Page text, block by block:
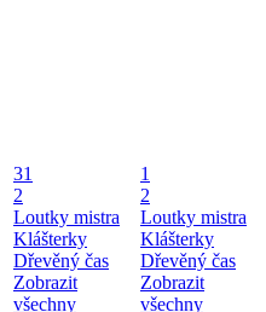
31
2
Loutky mistra
Klášterky
Dřevěný čas
Zobrazit
všechny
1
2
Loutky mistra
Klášterky
Dřevěný čas
Zobrazit
všechny